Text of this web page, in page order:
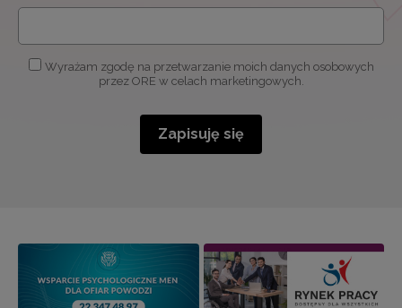
Wyrażam zgodę na przetwarzanie moich danych osobowych
przez ORE w celach marketingowych.
Zapisuję się